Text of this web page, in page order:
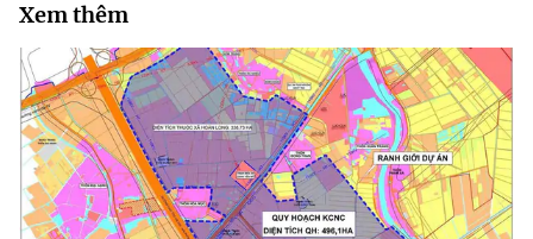
Tin tổng hợp
Tin địa phương
Sở hữu trí tuệ
Tiêu chuẩn, đo lường, chất lượng
Năng lượng nguyên tử
Infographic
Ảnh
Voice
Nhiệm vụ trọng tâm
Chọn ngôn ngữ
Xem thêm